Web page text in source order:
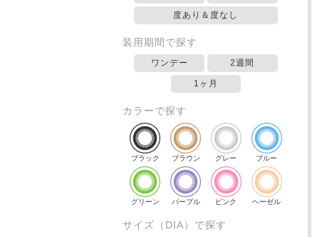
度あり＆度なし
装用期間で探す
ワンデー 2週間
1ヶ月
カラーで探す
ブラック ブラウン グレー ブルー
グリーン パープル ピンク ヘーゼル
サイズ（DIA）で探す